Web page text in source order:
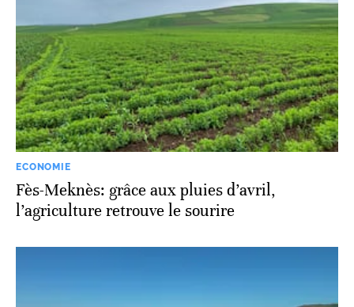
ECONOMIE
Fès-Meknès: grâce aux pluies d’avril,
l’agriculture retrouve le sourire